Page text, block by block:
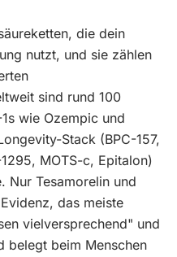
die dein
nutzt, und sie zählen
sind rund 100
wie Ozempic und
Stack (BPC-157,
MOTS-c, Epitalon)
Nur Tesamorelin und
das meiste
vielversprechend" und
belegt beim Menschen